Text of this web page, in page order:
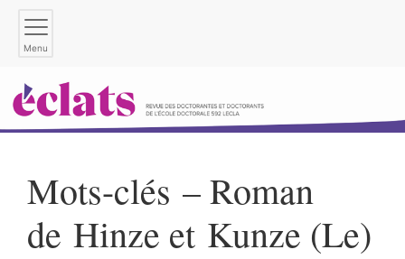
Menu
Mots-clés – Roman
de Hinze et Kunze (Le)